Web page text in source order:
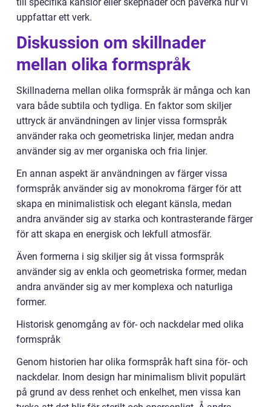
uppfattar ett verk.
Diskussion om skillnader
mellan olika formspråk
Skillnaderna mellan olika formspråk är många och kan
vara både subtila och tydliga. En faktor som skiljer
uttryck är användningen av linjer vissa formspråk
använder raka och geometriska linjer, medan andra
använder sig av mer organiska och fria linjer.
En annan aspekt är användningen av färger vissa
formspråk använder sig av monokroma färger för att
skapa en minimalistisk och elegant känsla, medan
andra använder sig av starka och kontrasterande färger
för att skapa en energisk och lekfull atmosfär.
Även formerna i sig skiljer sig åt vissa formspråk
använder sig av enkla och geometriska former, medan
andra använder sig av mer komplexa och naturliga
former.
Historisk genomgång av för- och nackdelar med olika
formspråk
Genom historien har olika formspråk haft sina för- och
nackdelar. Inom design har minimalism blivit populärt
på grund av dess renhet och enkelhet, men vissa kan